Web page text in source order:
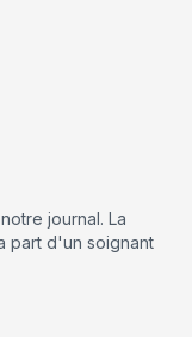
journal. La
part d'un soignant